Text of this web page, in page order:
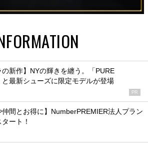
の新作】NYの輝きを纏う。「PURE
と最新シューズに限定モデルが登場
PR
仲間とお得に】NumberPREMIER法人プラン
ート！